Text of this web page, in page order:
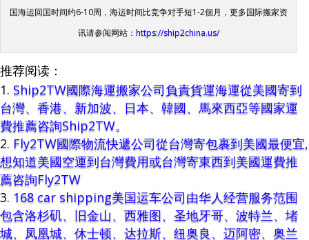
国海运回国时间约6-10周，海运时间比竞争对手短1-2個月，更多国际搬家资
讯请参阅网站： https://ship2china.us/
推荐阅读：
Ship2TW國際海運搬家公司負責貨運海運從美國寄到
台灣、香港、新加波、日本、韓國、馬來西亞等國家運
費推薦咨詢Ship2TW。
Fly2TW國際物流快遞公司從台灣寄包裹到美國最便宜,
想知道美國空運到台灣費用或台灣寄東西到美國運費推
薦咨詢Fly2TW
168 car shipping美国运车公司由华人经营服务范围
包含洛杉矶、旧金山、西雅图、圣地牙哥、波特兰、堵
城、凤凰城、休士顿、达拉斯、纽奥良、迈阿密、奥兰